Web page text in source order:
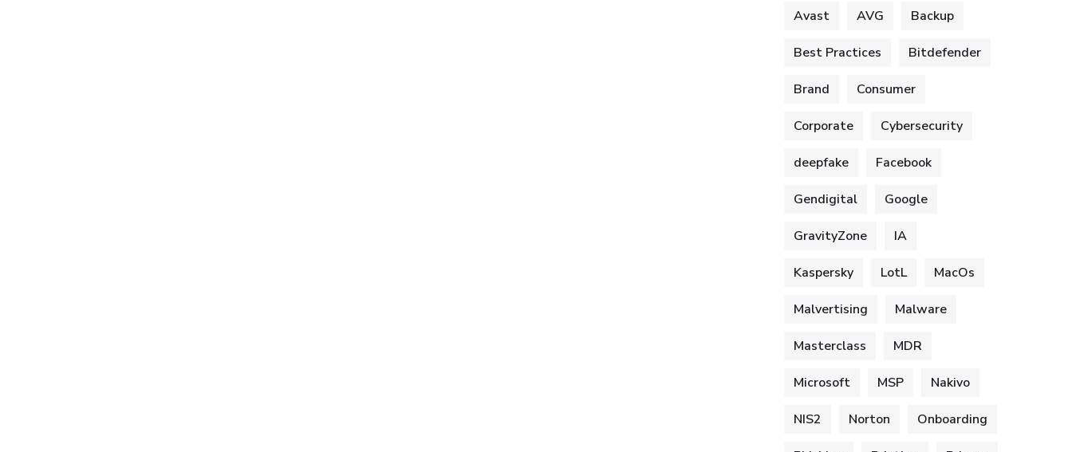
Avast AVG Backup
Best Practices Bitdefender
Brand Consumer
Corporate Cybersecurity
deepfake Facebook
Gendigital Google
GravityZone IA
Kaspersky LotL MacOs
Malvertising Malware
Masterclass MDR
Microsoft MSP Nakivo
NIS2 Norton Onboarding